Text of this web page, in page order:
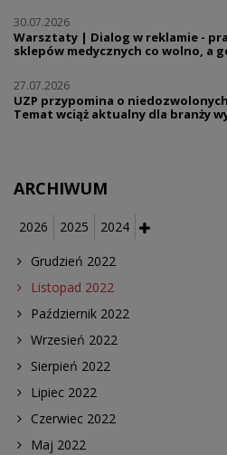
30.07.2026
Warsztaty | Dialog w reklamie -
sklepów medycznych co wolno, a
27.07.2026
UZP przypomina o
Temat wciąż aktualny dla branży
ARCHIWUM
2026 2025 2024
Grudzień 2022
Listopad 2022
Październik 2022
Wrzesień 2022
Sierpień 2022
Lipiec 2022
Czerwiec 2022
Maj 2022